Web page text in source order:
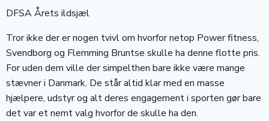
DFSA Årets ildsjæl
Tror ikke der er nogen tvivl om hvorfor netop Power fitness,
Svendborg og Flemming Bruntse skulle ha denne flotte pris.
For uden dem ville der simpelthen bare ikke være mange
stævner i Danmark. De står altid klar med en masse
hjælpere, udstyr og alt deres engagement i sporten gør bare
det var et nemt valg hvorfor de skulle ha den.